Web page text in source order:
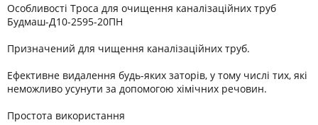
Особливості Троса для очищення каналізаційних труб
Будмаш-Д10-2595-20ПН
Призначений для чищення каналізаційних труб.
Ефективне видалення будь-яких заторів, у тому числі тих, які
неможливо усунути за допомогою хімічних речовин.
Простота використання